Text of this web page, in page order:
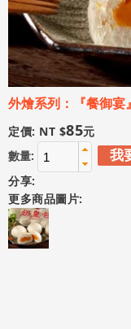
外燴系列：『餐御宴
定價: NT $85元
數量:
我
分享:
更多商品圖片: